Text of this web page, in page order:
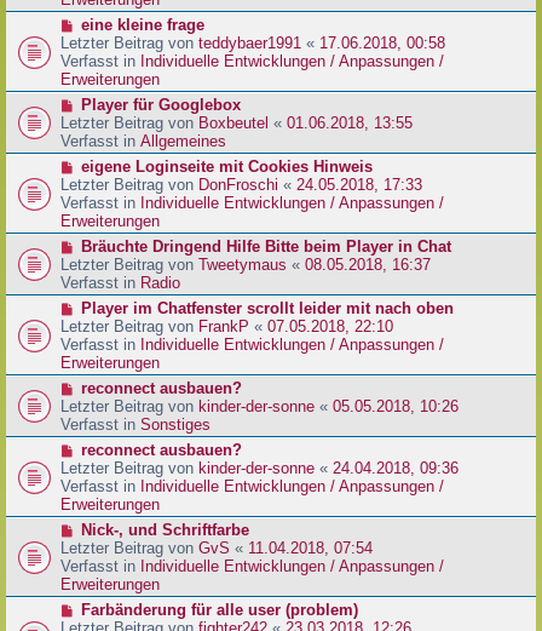
t
a
g
r
B
e
i
t
a
g
N
e
u
e
r
B
e
i
r
a
g
eine kleine frage
Letzter Beitrag von teddybaer1991 « 17.06.2018, 00:58
Verfasst in Individuelle Entwicklungen / Anpassungen /
Erweiterungen
N
e
u
e
r
B
e
i
r
a
g
Player für Googlebox
Letzter Beitrag von Boxbeutel « 01.06.2018, 13:55
Verfasst in Allgemeines
N
e
u
e
r
B
e
i
r
a
g
eigene Loginseite mit Cookies Hinweis
Letzter Beitrag von DonFroschi « 24.05.2018, 17:33
Verfasst in Individuelle Entwicklungen / Anpassungen /
Erweiterungen
N
e
u
e
r
B
e
i
r
a
g
Bräuchte Dringend Hilfe Bitte beim Player in Chat
Letzter Beitrag von Tweetymaus « 08.05.2018, 16:37
Verfasst in Radio
N
e
u
e
r
B
e
i
r
a
g
Player im Chatfenster scrollt leider mit nach oben
Letzter Beitrag von FrankP « 07.05.2018, 22:10
Verfasst in Individuelle Entwicklungen / Anpassungen /
Erweiterungen
N
e
u
e
r
B
e
i
r
a
g
reconnect ausbauen?
Letzter Beitrag von kinder-der-sonne « 05.05.2018, 10:26
Verfasst in Sonstiges
N
e
u
e
r
B
e
i
t
reconnect ausbauen?
Letzter Beitrag von kinder-der-sonne « 24.04.2018, 09:36
Verfasst in Individuelle Entwicklungen / Anpassungen /
Erweiterungen
N
e
u
e
r
B
Nick-, und Schriftfarbe
Letzter Beitrag von GvS « 11.04.2018, 07:54
Verfasst in Individuelle Entwicklungen / Anpassungen /
Erweiterungen
N
e
Farbänderung für alle user (problem)